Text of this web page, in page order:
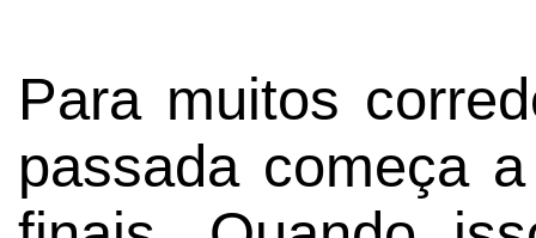
Para muitos
passada começa